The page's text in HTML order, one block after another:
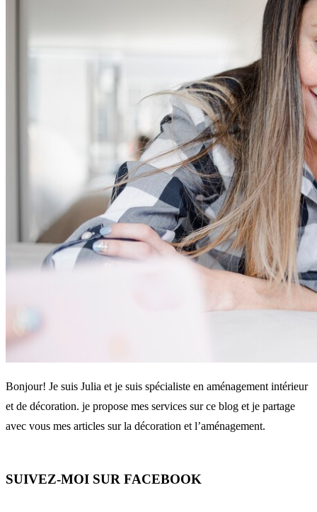
Bonjour! Je suis Julia et je suis spécialiste en aménagement intérieur
et de décoration. je propose mes services sur ce blog et je partage
avec vous mes articles sur la décoration et l’aménagement.
SUIVEZ-MOI SUR FACEBOOK